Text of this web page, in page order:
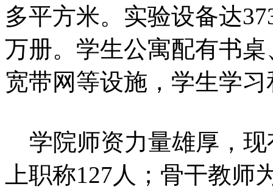
多平方米。实验设备达
万册。学生公寓配有书
宽带网等设施，学生学
学院师资力量雄厚，现
上职称127人；骨干教